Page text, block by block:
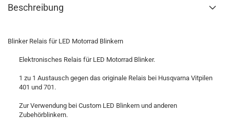
Beschreibung
Blinker Relais für LED Motorrad Blinkern
Elektronisches Relais für LED Motorrad Blinker.
1 zu 1 Austausch gegen das originale Relais bei Husqvarna Vitpilen
401 und 701.
Zur Verwendung bei Custom LED Blinkern und anderen
Zubehörblinkern.